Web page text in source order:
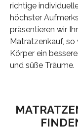
richtige
höchster
präsentieren wir
Matratzenkauf, so
Körper ein
und süße Träume.